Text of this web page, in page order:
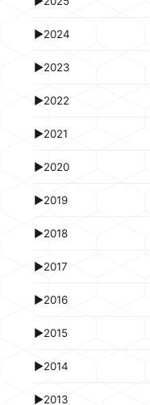
►2024
►2023
►2022
►2021
►2020
►2019
►2018
►2017
►2016
►2015
►2014
►2013